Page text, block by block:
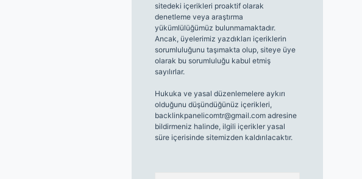
sitedeki içerikleri proaktif olarak
denetleme veya araştırma
yükümlülüğümüz bulunmamaktadır.
Ancak, üyelerimiz yazdıkları içeriklerin
sorumluluğunu taşımakta olup, siteye üye
olarak bu sorumluluğu kabul etmiş
sayılırlar.
Hukuka ve yasal düzenlemelere aykırı
olduğunu düşündüğünüz içerikleri,
backlinkpanelicomtr@gmail.comadresine
bildirmeniz halinde, ilgili içerikler yasal
süre içerisinde sitemizden kaldırılacaktır.